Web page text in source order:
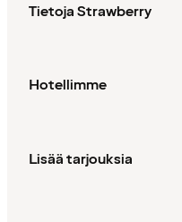
Tietoja Strawberry
Hotellimme
Lisää tarjouksia